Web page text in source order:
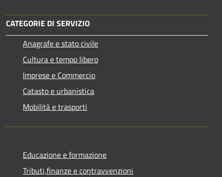
CATEGORIE DI SERVIZIO
Anagrafe e stato civile
Cultura e tempo libero
Imprese e Commercio
Catasto e urbanistica
Mobilità e trasporti
Educazione e formazione
Tributi,finanze e contravvenzioni